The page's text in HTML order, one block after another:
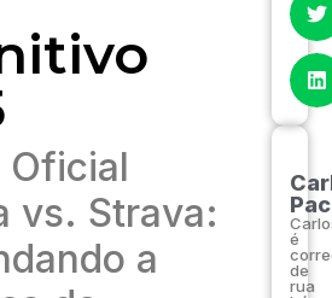
Oficial
vs. Strava:
a
é
de
rua